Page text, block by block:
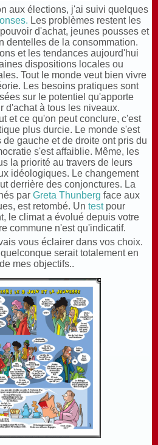
aux élections, j'ai suivi quelques
Les problèmes restent les
d'achat, jeunes pousses et
dentelles de la consommation.
et les tendances aujourd'hui
dispositions locales ou
Tout le monde veut bien vivre
Les besoins pratiques sont
sur le potentiel qu'apporte
d'achat à tous les niveaux.
et ce qu'on peut conclure, c'est
plus durcie. Le monde s'est
gauche et de droite ont pris du
s'est affaiblie. Même, les
la priorité au travers de leurs
idéologiques. Le changement
derrière des conjonctures. La
par Greta Thunberg face aux
est retombé. Un testpour
le climat a évolué depuis votre
commune n'est qu'indicatif.
vous éclairer dans vos choix.
serait totalement en
mes objectifs..